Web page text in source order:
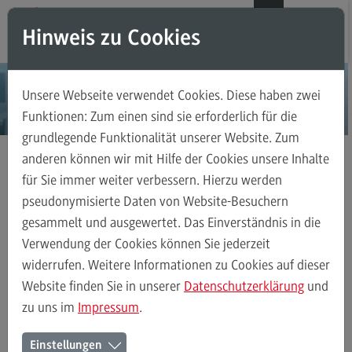
Direkt zum Inhalt
Direkt zum Hauptmenu
Direkt zum Footer
Modul-O-Mat
Masterstudiengänge
Accounting, Controlling, Taxation
Accounting, Controlling, Taxation
Modulangebot
Berufsperspektiven
Kontakt
Advanced Practice in Healthcare
Advanced Practice in Healthcare
Rahmenbedingungen
Masterstudiengänge Executive Engineering Kontakt
Executive Engineering Modulangebot Besonderheiten und
Ihr Kontakt zum Master
Hinweis zu Cookies
Unsere Webseite verwendet Cookies. Diese haben zwei
Funktionen: Zum einen sind sie erforderlich für die
grundlegende Funktionalität unserer Website. Zum
anderen können wir mit Hilfe der Cookies unsere Inhalte
für Sie immer weiter verbessern. Hierzu werden
pseudonymisierte Daten von Website-Besuchern
gesammelt und ausgewertet. Das Einverständnis in die
Verwendung der Cookies können Sie jederzeit
widerrufen. Weitere Informationen zu Cookies auf dieser
Website finden Sie in unserer Datenschutzerklärung und
zu uns im Impressum.
Einstellungen